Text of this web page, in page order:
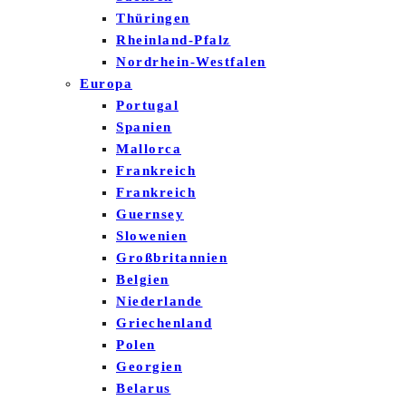
Thüringen
Rheinland-Pfalz
Nordrhein-Westfalen
Europa
Portugal
Spanien
Mallorca
Frankreich
Frankreich
Guernsey
Slowenien
Großbritannien
Belgien
Niederlande
Griechenland
Polen
Georgien
Belarus